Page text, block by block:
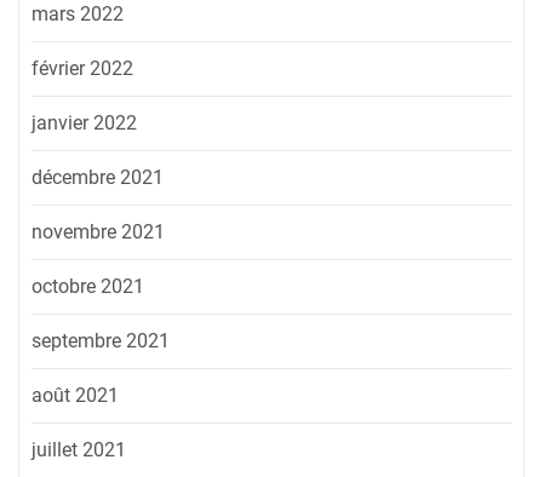
mars 2022
février 2022
janvier 2022
décembre 2021
novembre 2021
octobre 2021
septembre 2021
août 2021
juillet 2021